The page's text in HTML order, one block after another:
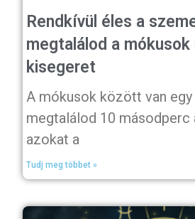
Rendkívül éles a
megtalálod a
kisegeret
A mókusok között van
megtalálod 10 másodperc
azokat a
Tudj meg többet »